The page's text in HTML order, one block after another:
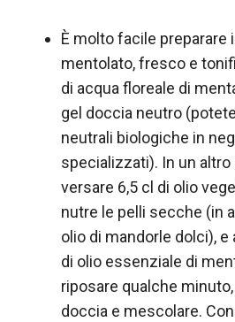
È molto facile preparare
mentolato, fresco e
di acqua floreale di
gel doccia neutro
neutrali biologiche in
specializzati). In un
versare 6,5 cl di olio
nutre le pelli secche (in
olio di mandorle dolci),
di olio essenziale di
riposare qualche
doccia e mescolare.